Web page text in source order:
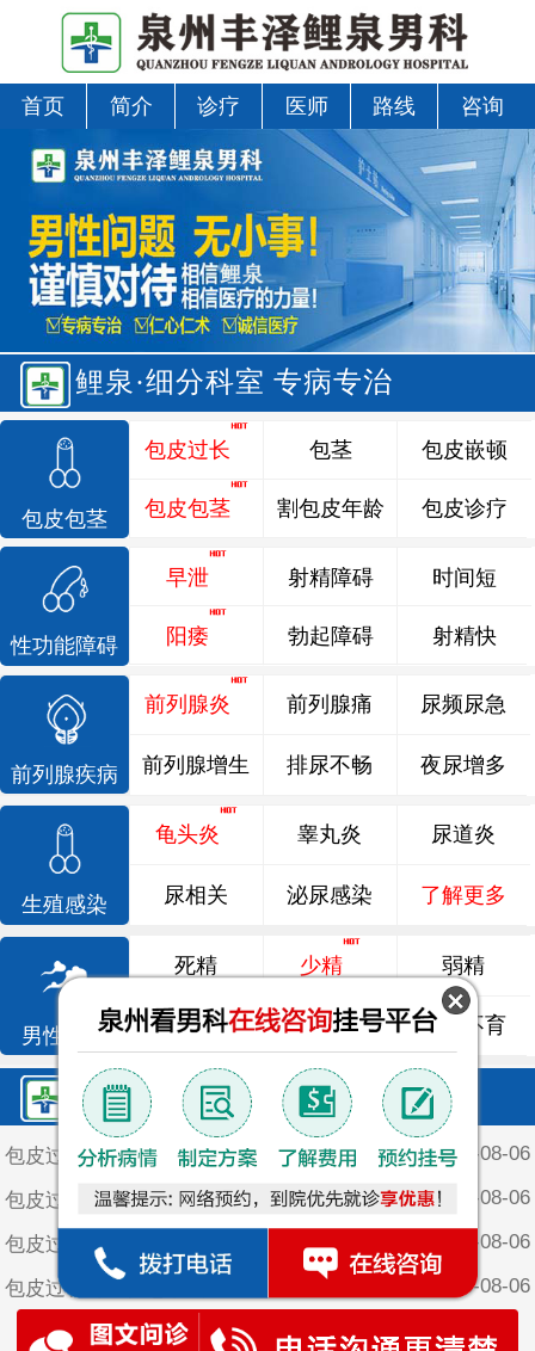
首页 简介 诊疗 医师 路线 咨询
鲤泉·细分科室 专病专治
包皮包茎
包皮过长
包皮包茎
包茎
割包皮年龄
包皮嵌顿
包皮诊疗
性功能障碍
早泄
阳痿
射精障碍
勃起障碍
时间短
射精快
前列腺疾病
前列腺炎 前列腺痛 尿频尿急
前列腺增生 排尿不畅 夜尿增多
生殖感染
龟头炎 睾丸炎 尿道炎
尿相关 泌尿感染 了解更多
男性不育
死精 少精 弱精
精液异常 精子畸形 男性不育
鲤泉·最新文章
包皮过长对女性有什么危害 2026-08-06
包皮过长对女性有什么危害？ 2026-08-06
2026-08-06
2026-08-06
包皮过长会引发什么疾病 2026-08-06